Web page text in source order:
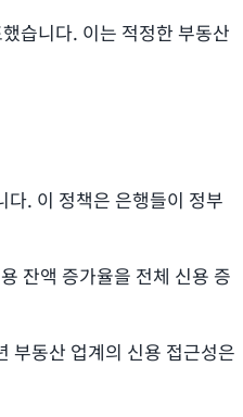
습니다. 이는 적정한 부동산
. 이 정책은 은행들이 정부
잔액 증가율을 전체 신용 증
부동산 업계의 신용 접근성은